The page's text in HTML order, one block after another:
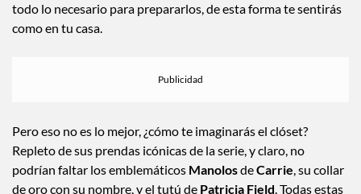
todo lo necesario para prepararlos, de esta forma te sentirás
como en tu casa.
Pero eso no es lo mejor, ¿cómo te imaginarás el clóset?
Repleto de sus prendas icónicas de la serie, y claro, no
podrían faltar los emblemáticos ManolosdeCarrie, su collar
de oro con su nombre, y el tutú de Patricia Field. Todas estas